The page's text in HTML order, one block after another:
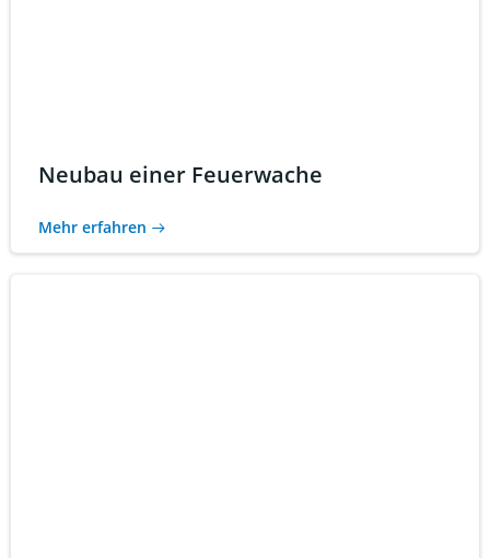
Neubau einer Feuerwache
Mehr erfahren